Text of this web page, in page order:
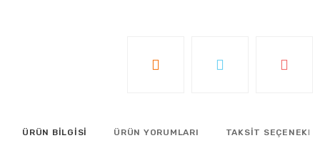
ÜRÜN BİLGİSİ ÜRÜN YORUMLARI TAKSİT